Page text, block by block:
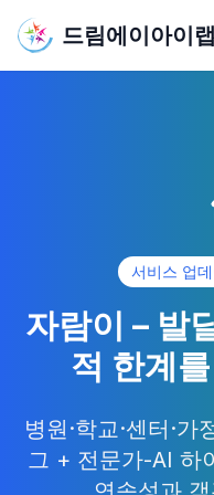
드림에이아이랩
서비스 업
자람이 – 발
적 한계
병원·학교·센터·
그 + 전문가-AI 하